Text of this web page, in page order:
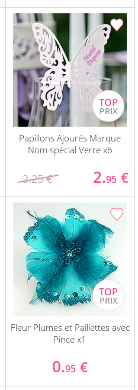
Papillons Ajourés Marque
Nom spécial Verre x6
3.25 € 2.95 €
Fleur Plumes et Paillettes avec
Pince x1
0.95 €